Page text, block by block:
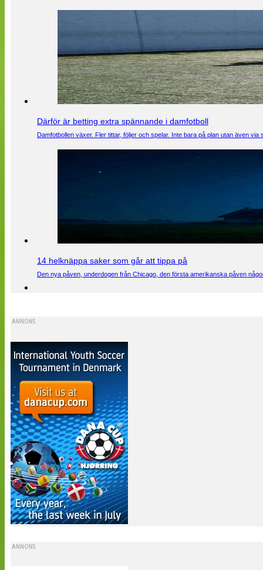
Därför är betting extra spännande i damfotboll
Damfotbollen växer. Fler tittar, följer och spelar. Inte bara på plan utan även
14 helknäppa saker som går att tippa på
Den nya påven, underdogen från Chicago, den första amerikanska påven
ANNONS
ANNONS